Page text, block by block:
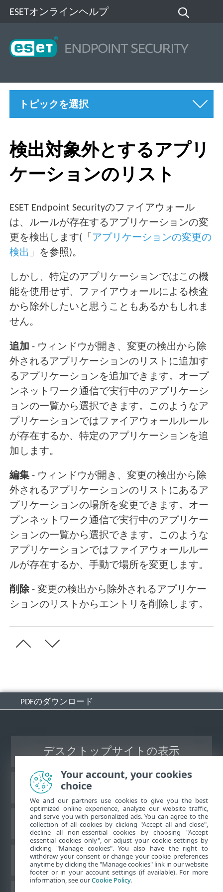
ESETオンラインヘルプ
トピックを選択
検出対象外とするアプリ
ケーションのリスト
ESET Endpoint Securityのファイアウォール
は、ルールが存在するアプリケーションの変
更を検出します(「 アプリケーションの変更の
検出 」を参照)。
しかし、特定のアプリケーションではこの機
能を使用せず、ファイアウォールによる検査
から除外したいと思うこともあるかもしれま
せん。
追加- ウィンドウが開き、変更の検出から除
外されるアプリケーションのリストに追加す
るアプリケーションを追加できます。オープ
ンネットワーク通信で実行中のアプリケーシ
ョンの一覧から選択できます。このようなア
プリケーションではファイアウォールルール
が存在するか、特定のアプリケーションを追
加します。
編集- ウィンドウが開き、変更の検出から除
外されるアプリケーションのリストにあるア
プリケーションの場所を変更できます。オー
プンネットワーク通信で実行中のアプリケー
ションの一覧から選択できます。このような
アプリケーションではファイアウォールルー
ルが存在するか、手動で場所を変更します。
削除- 変更の検出から除外されるアプリケー
ションのリストからエントリを削除します。
PDFのダウンロード
デスクトップサイトの表示
ESETナレッジベース
ESETフォーラム
地域サポート
Your account, your cookies
choice
We and our partners use cookies to give you the best
optimized online experience, analyze our website traffic,
and serve you with personalized ads. You can agree to the
collection of all cookies by clicking "Accept all and close",
decline all non-essential cookies by choosing "Accept
essential cookies only", or adjust your cookie settings by
clicking "Manage cookies". You also have the right to
withdraw your consent or change your cookie preferences
anytime by clicking the "Manage cookies" link in our website
footer or in your account settings (if available). For more
information, see ourCookie Policy.